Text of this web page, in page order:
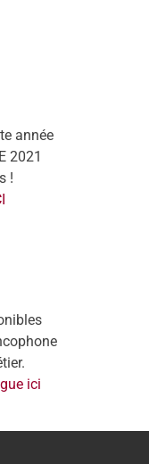
année
2021
!
ici